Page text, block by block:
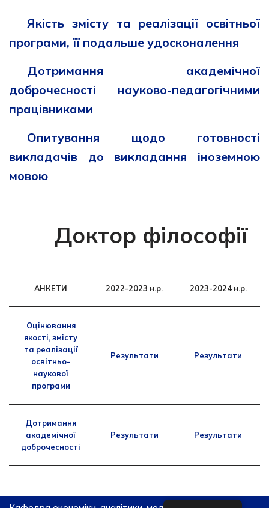
Якість змісту та реалізації освітньої
програми, її подальше удосконалення
Дотримання академічної
доброчесності науково-педагогічними
працівниками
Опитування щодо готовності
викладачів до викладання іноземною
мовою
Доктор філософії
АНКЕТИ 2022-2023 н.р. 2023-2024 н.р.
Оцінювання
якості, змісту
та реалізації
освітньо-
наукової
програми
Результати Результати
Дотримання
академічної
доброчесності
Результати Результати